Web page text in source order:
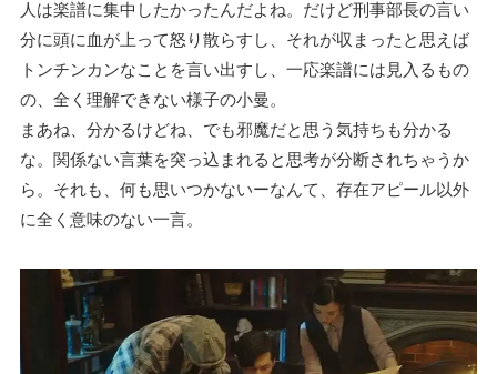
人は楽譜に集中したかったんだよね。だけど刑事部長の言い
分に頭に血が上って怒り散らすし、それが収まったと思えば
トンチンカンなことを言い出すし、一応楽譜には見入るもの
の、全く理解できない様子の小曼。
まあね、分かるけどね、でも邪魔だと思う気持ちも分かる
な。関係ない言葉を突っ込まれると思考が分断されちゃうか
ら。それも、何も思いつかないーなんて、存在アピール以外
に全く意味のない一言。